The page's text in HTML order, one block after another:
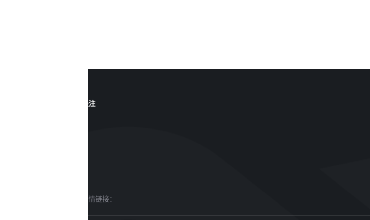
关注
友情链接：